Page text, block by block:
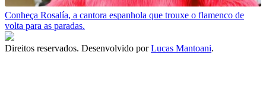
Conheça Rosalía, a cantora espanhola que trouxe o flamenco de
volta para as paradas.
Direitos reservados. Desenvolvido porLucas Mantoani.